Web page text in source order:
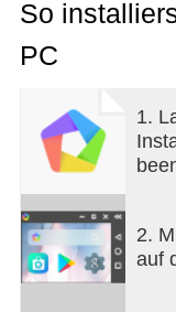
- Alle Produkte in
- Exklusive
- Lieblingsmarkt
checken und
- Mit PAYBACK
- Live-Shopping
- Personalisierte
- Einfache und
So
PC
1.
2.
auf